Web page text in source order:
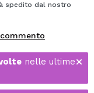
spedito dal nostro
nelle ultime